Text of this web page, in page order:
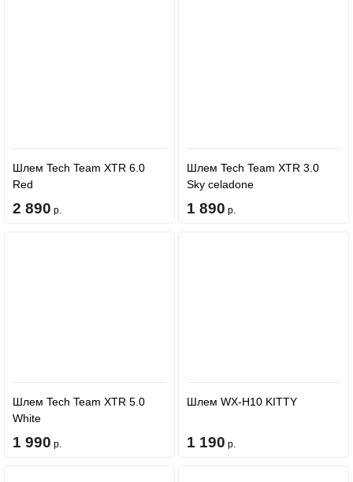
Шлем Tech Team XTR 6.0
Red
2 890 р.
Шлем Tech Team XTR 3.0
Sky celadone
1 890 р.
Шлем Tech Team XTR 5.0
White
1 990 р.
Шлем WX-H10 KITTY
1 190 р.